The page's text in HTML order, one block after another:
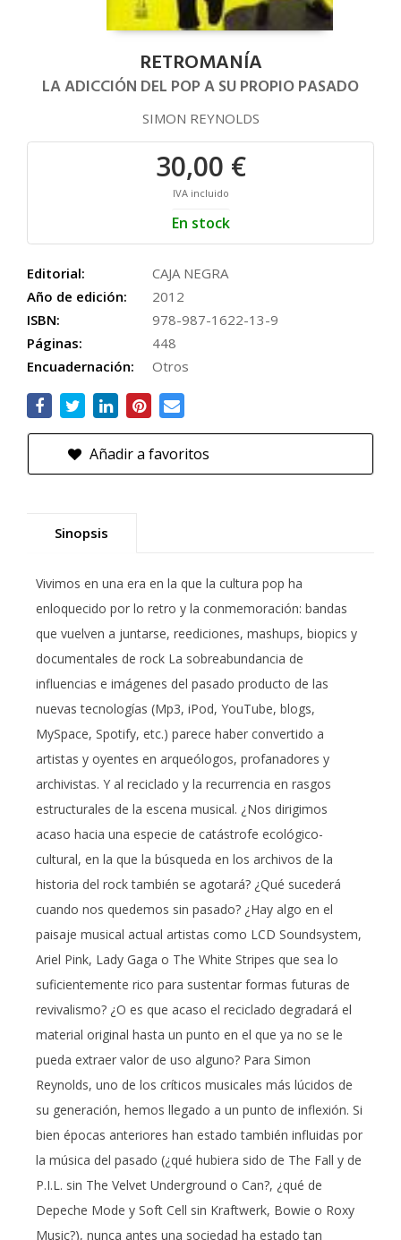
RETROMANÍA
LA ADICCIÓN DEL POP A SU PROPIO PASADO
SIMON REYNOLDS
30,00 €
IVA incluido
En stock
Editorial:
CAJA NEGRA
Año de edición:
2012
ISBN:
978-987-1622-13-9
Páginas:
448
Encuadernación:
Otros
Añadir a favoritos
Sinopsis
Vivimos en una era en la que la cultura pop ha
enloquecido por lo retro y la conmemoración: bandas
que vuelven a juntarse, reediciones, mashups, biopics y
documentales de rock La sobreabundancia de
influencias e imágenes del pasado producto de las
nuevas tecnologías (Mp3, iPod, YouTube, blogs,
MySpace, Spotify, etc.) parece haber convertido a
artistas y oyentes en arqueólogos, profanadores y
archivistas. Y al reciclado y la recurrencia en rasgos
estructurales de la escena musical. ¿Nos dirigimos
acaso hacia una especie de catástrofe ecológico-
cultural, en la que la búsqueda en los archivos de la
historia del rock también se agotará? ¿Qué sucederá
cuando nos quedemos sin pasado? ¿Hay algo en el
paisaje musical actual artistas como LCD Soundsystem,
Ariel Pink, Lady Gaga o The White Stripes que sea lo
suficientemente rico para sustentar formas futuras de
revivalismo? ¿O es que acaso el reciclado degradará el
material original hasta un punto en el que ya no se le
pueda extraer valor de uso alguno? Para Simon
Reynolds, uno de los críticos musicales más lúcidos de
su generación, hemos llegado a un punto de inflexión. Si
bien épocas anteriores han estado también influidas por
la música del pasado (¿qué hubiera sido de The Fall y de
P.I.L. sin The Velvet Underground o Can?, ¿qué de
Depeche Mode y Soft Cell sin Kraftwerk, Bowie o Roxy
Music?), nunca antes una sociedad ha estado tan